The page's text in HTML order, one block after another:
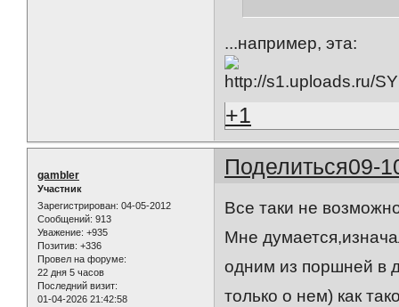
...например, эта:
+1
Поделиться09-
gambler
Участник
Зарегистрирован: 04-05-2012
Сообщений: 913
Уважение: +935
Позитив: +336
Провел на форуме:
22 дня 5 часов
Последний визит:
01-04-2026 21:42:58
Все таки не
Мне
одним из поршней в
только о нем) как